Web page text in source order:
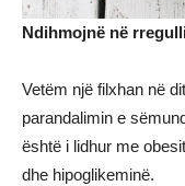
Ndihmojnë në
Vetëm një filxhan në
parandalimin e
është i lidhur me
dhe hipoglikeminë.